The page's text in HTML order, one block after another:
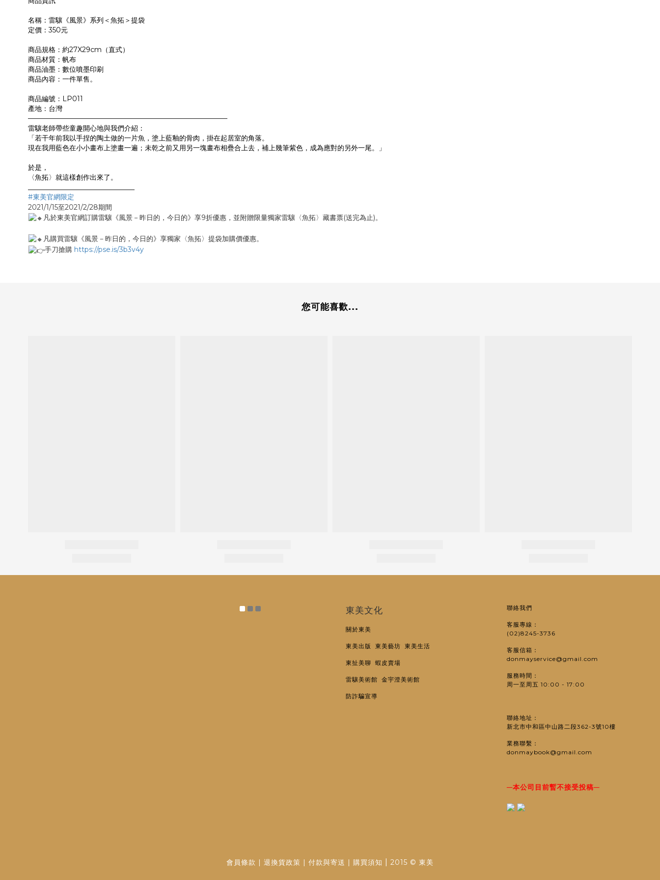
名稱：雷驤《風景》系列＜魚拓＞提袋
定價：350元
商品規格：約27X29cm（直式）
商品材質：帆布
商品油墨：數位噴墨印刷
商品內容：一件單售。
商品編號：LP011
產地：台灣
—————————————————————————————
雷驤老師帶些童趣開心地與我們介紹：
「若干年前我以手捏的陶土做的一片魚，塗上藍釉的骨肉，掛在起居室的角落。
現在我用藍色在小小畫布上塗畫一遍；未乾之前又用另一塊畫布相疊合上去，補上幾筆紫色，成為應對的另外一尾。」
於是，
〈魚拓〉就這樣創作出來了。
#東美官網限定
2021/1/15至2021/2/28期間​
凡於東美官網訂購雷驤《風景－昨日的，今日的》享9折優惠，並附贈限量獨家雷驤〈魚拓〉藏書票(送完為止)。​
凡購買雷驤《風景－昨日的，今日的》享獨家〈魚拓〉提袋加購價優惠。​
手刀搶購 https://pse.is/3b3v4y
您可能喜歡...
東美文化
關於東美
東美出版 東美藝坊 東美生活
東扯美聊 蝦皮賣場
雷驤美術館 金宇澄美術館
防詐騙宣導
聯絡我們
客服專線：
(02)8245-3736
客服信箱：
donmayservice@gmail.com
服務時間：
周一至周五 10:00 - 17:00
聯絡地址：
新北市中和區中山路二段362-3號10樓
業務聯繫：
donmaybook@gmail.com
─本公司目前暫不接受投稿─
會員條款 | 退換貨政策 | 付款與寄送 | 購買須知 2015 © 東美